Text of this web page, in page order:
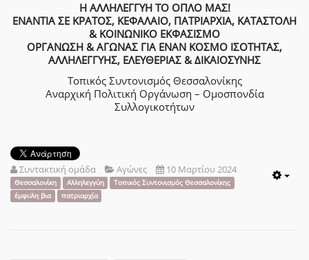
Η ΑΛΛΗΛΕΓΓΥΗ ΤΟ ΟΠΛΟ ΜΑΣ!
ΕΝΑΝΤΙΑ ΣΕ ΚΡΑΤΟΣ, ΚΕΦΑΛΑΙΟ, ΠΑΤΡΙΑΡΧΙΑ, ΚΑΤΑΣΤΟΛΗ
& ΚΟΙΝΩΝΙΚΟ ΕΚΦΑΣΙΣΜΟ
ΟΡΓΑΝΩΣΗ & ΑΓΩΝΑΣ ΓΙΑ ΕΝΑΝ ΚΟΣΜΟ ΙΣΟΤΗΤΑΣ,
ΑΛΛΗΛΕΓΓΥΗΣ, ΕΛΕΥΘΕΡΙΑΣ & ΔΙΚΑΙΟΣΥΝΗΣ
Τοπικός Συντονισμός Θεσσαλονίκης
Αναρχική Πολιτική Οργάνωση – Ομοσπονδία
Συλλογικοτήτων
Συντακτική ομάδα Αγώνες 10 Μαρτίου 2024
Θεσσαλονίκη Αλληλεγγύη
Τοπικός Συντονισμός Θεσσαλονίκης
έμφυλη βια
πατριαρχία